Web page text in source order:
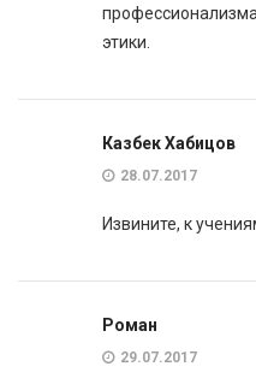
этики.
Казбек Хабицов
28.07.2017
Извините, к
Роман
29.07.2017